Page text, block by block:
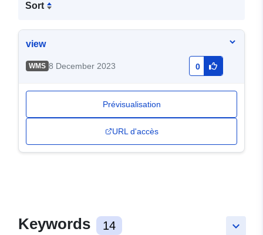
Sort
view
WMS 8 December 2023 0
Prévisualisation
URL d'accès
keyboard_arrow_down
Keywords 14